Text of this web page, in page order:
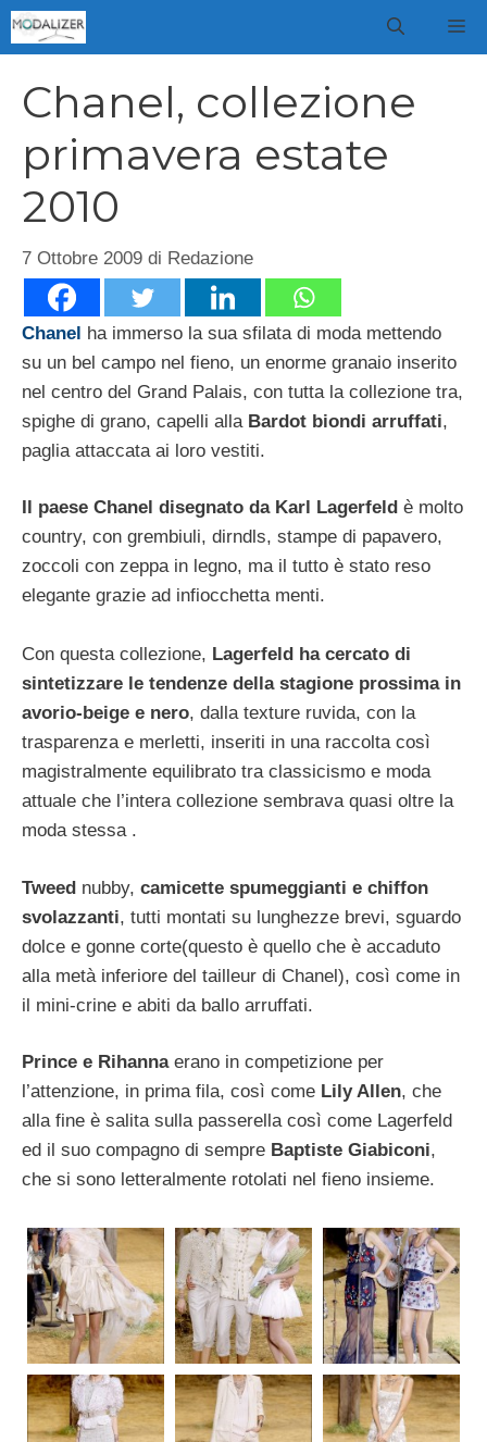
Vai
al
Chanel, collezione
primavera estate
2010
7 Ottobre 2009 di Redazione
Chanel ha immerso la sua sfilata di moda mettendo
su un bel campo nel fieno, un enorme granaio inserito
nel centro del Grand Palais, con tutta la collezione tra,
spighe di grano, capelli alla Bardot biondi arruffati,
paglia attaccata ai loro vestiti.
Il paese Chanel disegnato da Karl Lagerfeld è molto
country, con grembiuli, dirndls, stampe di papavero,
zoccoli con zeppa in legno, ma il tutto è stato reso
elegante grazie ad infiocchetta menti.
Con questa collezione, Lagerfeld ha cercato di
sintetizzare le tendenze della stagione prossima in
avorio-beige e nero, dalla texture ruvida, con la
trasparenza e merletti, inseriti in una raccolta così
magistralmente equilibrato tra classicismo e moda
attuale che l’intera collezione sembrava quasi oltre la
moda stessa .
Tweed nubby, camicette spumeggianti e chiffon
svolazzanti, tutti montati su lunghezze brevi, sguardo
dolce e gonne corte(questo è quello che è accaduto
alla metà inferiore del tailleur di Chanel), così come in
il mini-crine e abiti da ballo arruffati.
Prince e Rihanna erano in competizione per
l’attenzione, in prima fila, così come Lily Allen, che
alla fine è salita sulla passerella così come Lagerfeld
ed il suo compagno di sempre Baptiste Giabiconi,
che si sono letteralmente rotolati nel fieno insieme.